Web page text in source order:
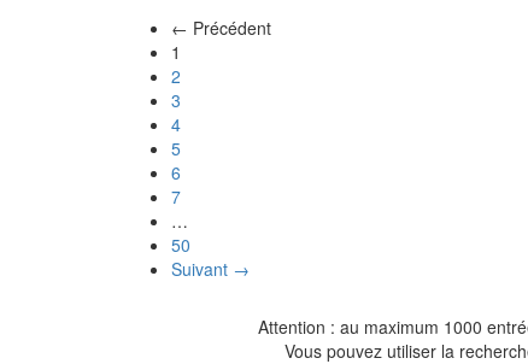
← Précédent
1
2
3
4
5
6
7
…
50
Suivant →
Attention : au maximum 1000
Vous pouvez utiliser la